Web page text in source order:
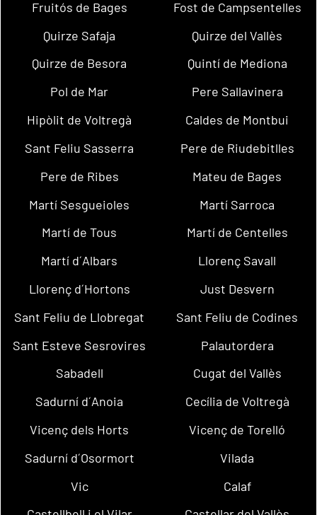
Fruitós de Bages
Fost de Campsentelles
Quirze Safaja
Quirze del Vallès
Quirze de Besora
Quintí de Mediona
Pol de Mar
Pere Sallavinera
Hipòlit de Voltregà
Caldes de Montbui
Sant Feliu Sasserra
Pere de Riudebitlles
Pere de Ribes
Mateu de Bages
Martí Sesgueioles
Martí Sarroca
Martí de Tous
Martí de Centelles
Martí d´Albars
Llorenç Savall
Llorenç d´Hortons
Just Desvern
Sant Feliu de Llobregat
Sant Feliu de Codines
Sant Esteve Sesrovires
Palautordera
Sabadell
Cugat del Vallès
Sadurní d´Anoia
Cecília de Voltregà
Vicenç dels Horts
Vicenç de Torelló
Sadurní d´Osormort
Vilada
Vic
Calaf